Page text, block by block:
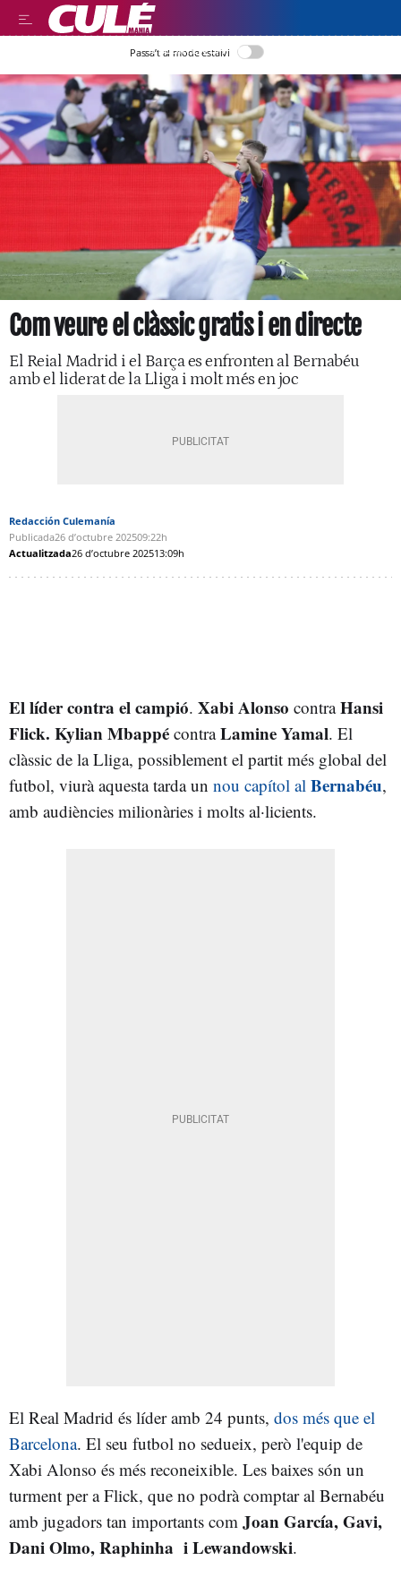
LLEGIR EN CATALÀ
Passa’t al mode estalvi
Com veure el clàssic gratis i en directe
El Reial Madrid i el Barça es enfronten al Bernabéu
amb el liderat de la Lliga i molt més en joc
Redacción Culemanía
Publicada26 d’octubre 202509:22h
Actualitzada26 d’octubre 202513:09h
El líder contra el campió. Xabi Alonso contraHansi
Flick. Kylian Mbappé contraLamine Yamal. El
clàssic de la Lliga, possiblement el partit més global del
futbol, viurà aquesta tarda un nou capítol al Bernabéu,
amb audiències milionàries i molts al·licients.
El Real Madrid és líder amb 24 punts, dos més que el
Barcelona. El seu futbol no sedueix, però l'equip de
Xabi Alonso és més reconeixible. Les baixes són un
turment per a Flick, que no podrà comptar al Bernabéu
amb jugadors tan importants com Joan García, Gavi,
Dani Olmo, Raphinha i Lewandowski.